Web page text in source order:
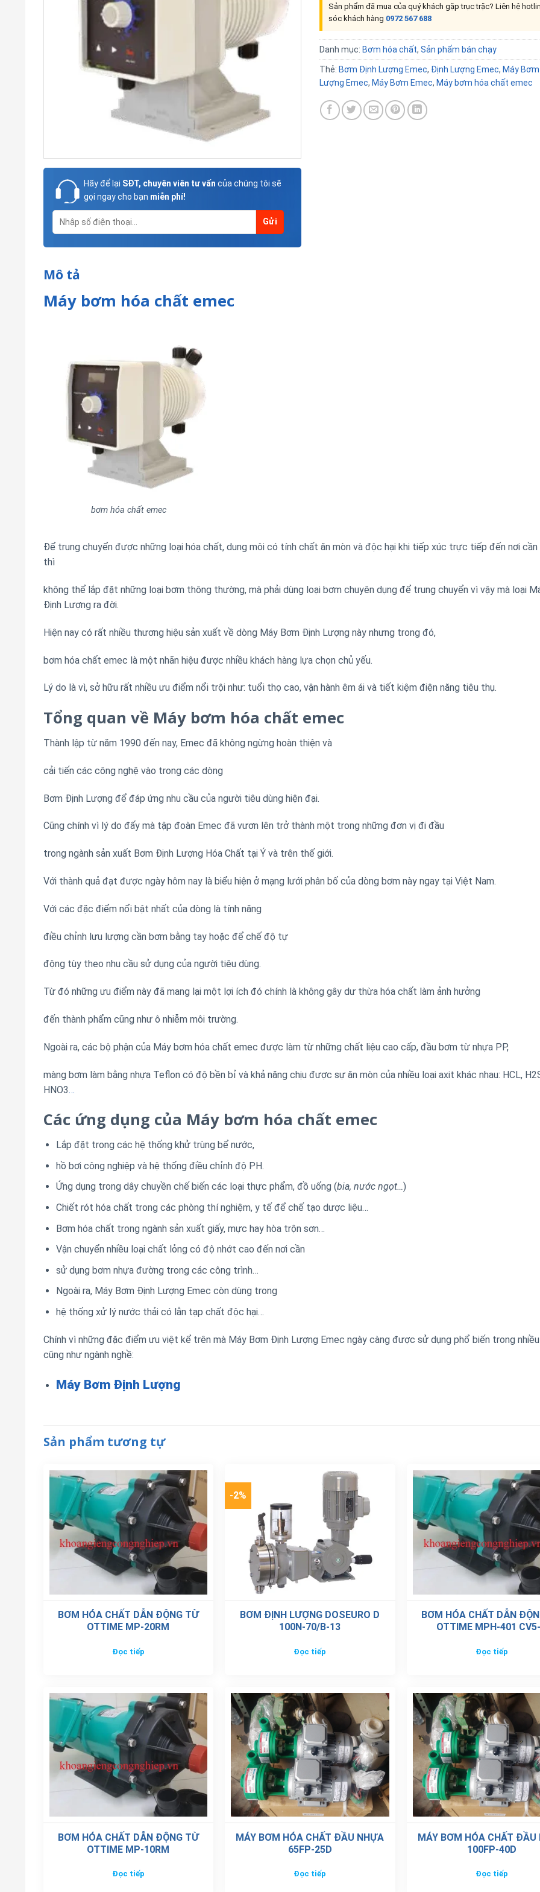
Hãy để lại SĐT, chuyên viên tư vấn của chúng tôi sẽ
gọi ngay cho bạn miễn phí!
Sản phẩm đã mua của quý khách gặp trục trặc? Liên hệ
sóc khách hàng 0972 567 688
Danh mục: Bơm hóa chất, Sản phẩm bán chạy
Thẻ: Bơm Định Lượng Emec, Định Lượng Emec, Máy
Lượng Emec, Máy Bơm Emec, Máy bơm hóa chất emec
Mô tả
Máy bơm hóa chất emec
bơm hóa chất emec
Để trung chuyển được những loại hóa chất, dung môi có tính chất ăn mòn và độc hại khi tiếp xúc trực tiếp đến nơi cần
thì
không thể lắp đặt những loại bơm thông thường, mà phải dùng loại bơm chuyên dụng để trung chuyển vì vậy mà loại
Định Lượng ra đời.
Hiện nay có rất nhiều thương hiệu sản xuất về dòng Máy Bơm Định Lượng này nhưng trong đó,
bơm hóa chất emec là một nhãn hiệu được nhiều khách hàng lựa chọn chủ yếu.
Lý do là vì, sở hữu rất nhiều ưu điểm nổi trội như: tuổi thọ cao, vận hành êm ái và tiết kiệm điện năng tiêu thụ.
Tổng quan về Máy bơm hóa chất emec
Thành lập từ năm 1990 đến nay, Emec đã không ngừng hoàn thiện và
cải tiến các công nghệ vào trong các dòng
Bơm Định Lượng để đáp ứng nhu cầu của người tiêu dùng hiện đại.
Cũng chính vì lý do đấy mà tập đoàn Emec đã vươn lên trở thành một trong những đơn vị đi đầu
trong ngành sản xuất Bơm Định Lượng Hóa Chất tại Ý và trên thế giới.
Với thành quả đạt được ngày hôm nay là biểu hiện ở mạng lưới phân bố của dòng bơm này ngay tại Việt Nam.
Với các đặc điểm nổi bật nhất của dòng là tính năng
điều chỉnh lưu lượng cần bơm bằng tay hoặc để chế độ tự
động tùy theo nhu cầu sử dụng của người tiêu dùng.
Từ đó những ưu điểm này đã mang lại một lợi ích đó chính là không gây dư thừa hóa chất làm ảnh hưởng
đến thành phẩm cũng như ô nhiễm môi trường.
Ngoài ra, các bộ phận của Máy bơm hóa chất emec được làm từ những chất liệu cao cấp, đầu bơm từ nhựa PP,
màng bơm làm bằng nhựa Teflon có độ bền bỉ và khả năng chịu được sự ăn mòn của nhiều loại axit khác nhau: HCL,
HNO3…
Các ứng dụng của Máy bơm hóa chất emec
Lắp đặt trong các hệ thống khử trùng bể nước,
hồ bơi công nghiệp và hệ thống điều chỉnh độ PH.
Ứng dụng trong dây chuyền chế biến các loại thực phẩm, đồ uống (bia, nước ngọt…)
Chiết rót hóa chất trong các phòng thí nghiệm, y tế để chế tạo dược liệu…
Bơm hóa chất trong ngành sản xuất giấy, mực hay hòa trộn sơn…
Vận chuyển nhiều loại chất lỏng có độ nhớt cao đến nơi cần
sử dụng bơm nhựa đường trong các công trình…
Ngoài ra, Máy Bơm Định Lượng Emec còn dùng trong
hệ thống xử lý nước thải có lẫn tạp chất độc hại…
Chính vì những đặc điểm ưu việt kể trên mà Máy Bơm Định Lượng Emec ngày càng được sử dụng phổ biến trong
cũng như ngành nghề:
Máy Bơm Định Lượng
Sản phẩm tương tự
BƠM HÓA CHẤT DẪN ĐỘNG TỪ
OTTIME MP-20RM
Đọc tiếp
-2%
BƠM ĐỊNH LƯỢNG DOSEURO D
100N-70/B-13
Đọc tiếp
BƠM HÓA CHẤT DẪN
OTTIME MPH-401
Đọc tiếp
BƠM HÓA CHẤT DẪN ĐỘNG TỪ
OTTIME MP-10RM
Đọc tiếp
MÁY BƠM HÓA CHẤT ĐẦU NHỰA
65FP-25D
Đọc tiếp
MÁY BƠM HÓA CHẤT ĐẦU
100FP-40D
Đọc tiếp